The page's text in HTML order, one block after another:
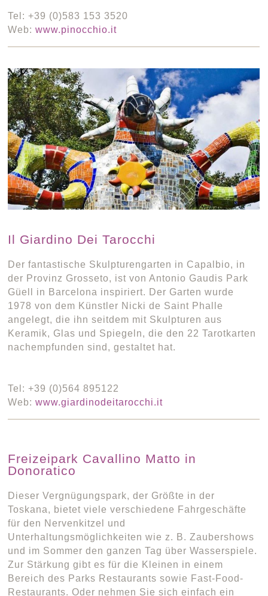
Tel: +39 (0)583 153 3520
Web:www.pinocchio.it
Il Giardino Dei Tarocchi
Der fantastische Skulpturengarten in Capalbio, in
der Provinz Grosseto, ist von Antonio Gaudis Park
Güell in Barcelona inspiriert. Der Garten wurde
1978 von dem Künstler Nicki de Saint Phalle
angelegt, die ihn seitdem mit Skulpturen aus
Keramik, Glas und Spiegeln, die den 22 Tarotkarten
nachempfunden sind, gestaltet hat.
Tel: +39 (0)564 895122
Web:www.giardinodeitarocchi.it
Freizeipark Cavallino Matto in
Donoratico
Dieser Vergnügungspark, der Größte in der
Toskana, bietet viele verschiedene Fahrgeschäfte
für den Nervenkitzel und
Unterhaltungsmöglichkeiten wie z. B. Zaubershows
und im Sommer den ganzen Tag über Wasserspiele.
Zur Stärkung gibt es für die Kleinen in einem
Bereich des Parks Restaurants sowie Fast-Food-
Restaurants. Oder nehmen Sie sich einfach ein